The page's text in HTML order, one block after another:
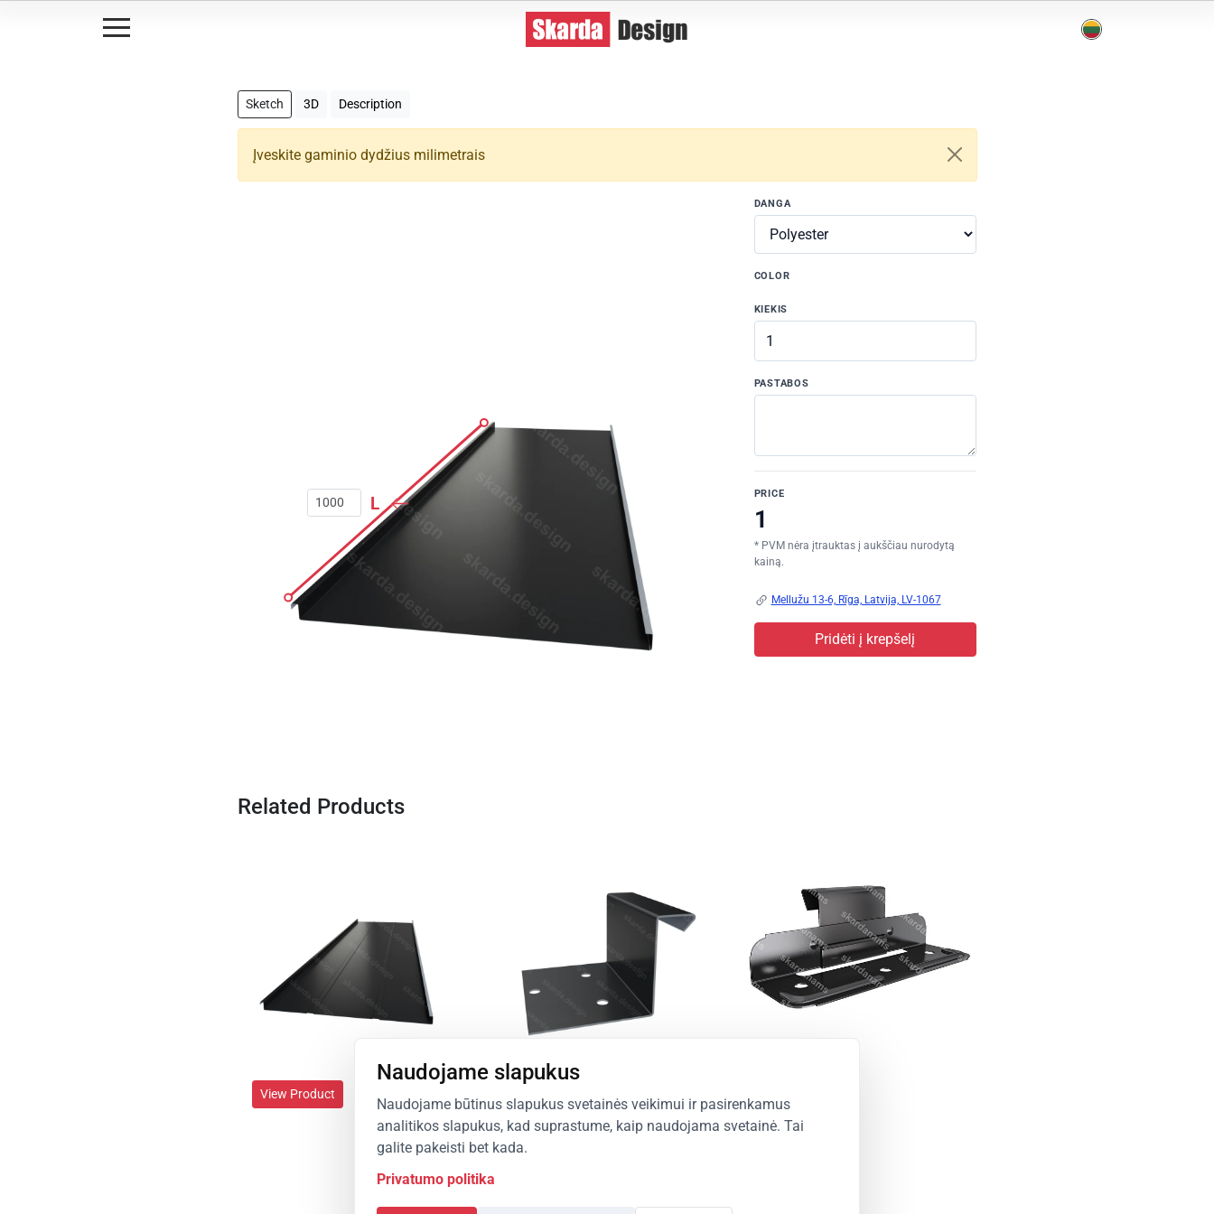
Sketch 3D Description
Įveskite gaminio dydžius milimetrais
L
DANGA
COLOR
KIEKIS
PASTABOS
PRICE
* PVM nėra įtrauktas į aukščiau nurodytą
kainą.
Mellužu 13-6, Rīga, Latvija, LV-1067
Pridėti į krepšelį
Related Products
View Product
Naudojame slapukus
Naudojame būtinus slapukus svetainės veikimui ir pasirenkamus
analitikos slapukus, kad suprastume, kaip naudojama svetainė. Tai
galite pakeisti bet kada.
Privatumo politika